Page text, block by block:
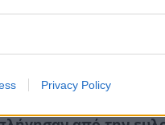
Privacy Policy
για